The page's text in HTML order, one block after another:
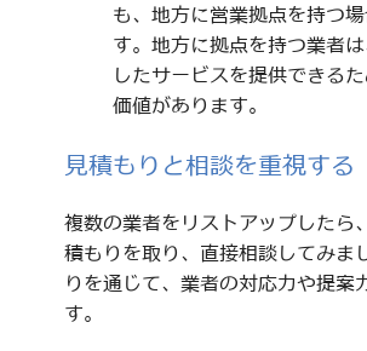
も、地方に営業拠点を持つ
す。地方に拠点を持つ業者
したサービスを提供できる
価値があります。
見積もりと相談を重視する
複数の業者をリストアップしたら
積もりを取り、直接相談してみま
りを通じて、業者の対応力や提案
す。